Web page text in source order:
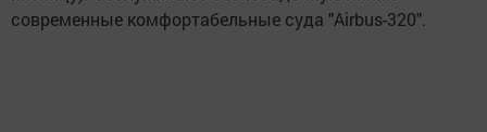
современные комфортабельные суда "Airbus-320".